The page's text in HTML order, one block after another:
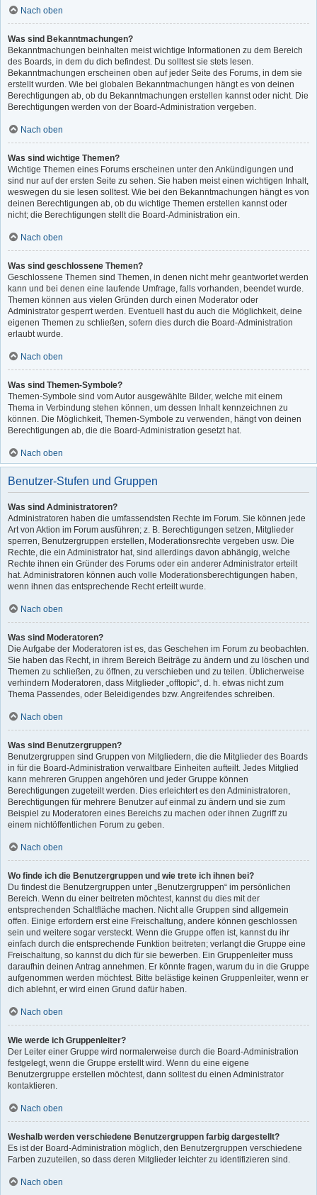
Nach oben
Was sind Bekanntmachungen?
Bekanntmachungen beinhalten meist wichtige Informationen zu dem Bereich
des Boards, in dem du dich befindest. Du solltest sie stets lesen.
Bekanntmachungen erscheinen oben auf jeder Seite des Forums, in dem sie
erstellt wurden. Wie bei globalen Bekanntmachungen hängt es von deinen
Berechtigungen ab, ob du Bekanntmachungen erstellen kannst oder nicht. Die
Berechtigungen werden von der Board-Administration vergeben.
Nach oben
Was sind wichtige Themen?
Wichtige Themen eines Forums erscheinen unter den Ankündigungen und
sind nur auf der ersten Seite zu sehen. Sie haben meist einen wichtigen Inhalt,
weswegen du sie lesen solltest. Wie bei den Bekanntmachungen hängt es von
deinen Berechtigungen ab, ob du wichtige Themen erstellen kannst oder
nicht; die Berechtigungen stellt die Board-Administration ein.
Nach oben
Was sind geschlossene Themen?
Geschlossene Themen sind Themen, in denen nicht mehr geantwortet werden
kann und bei denen eine laufende Umfrage, falls vorhanden, beendet wurde.
Themen können aus vielen Gründen durch einen Moderator oder
Administrator gesperrt werden. Eventuell hast du auch die Möglichkeit, deine
eigenen Themen zu schließen, sofern dies durch die Board-Administration
erlaubt wurde.
Nach oben
Was sind Themen-Symbole?
Themen-Symbole sind vom Autor ausgewählte Bilder, welche mit einem
Thema in Verbindung stehen können, um dessen Inhalt kennzeichnen zu
können. Die Möglichkeit, Themen-Symbole zu verwenden, hängt von deinen
Berechtigungen ab, die die Board-Administration gesetzt hat.
Nach oben
Benutzer-Stufen und Gruppen
Was sind Administratoren?
Administratoren haben die umfassendsten Rechte im Forum. Sie können jede
Art von Aktion im Forum ausführen; z. B. Berechtigungen setzen, Mitglieder
sperren, Benutzergruppen erstellen, Moderationsrechte vergeben usw. Die
Rechte, die ein Administrator hat, sind allerdings davon abhängig, welche
Rechte ihnen ein Gründer des Forums oder ein anderer Administrator erteilt
hat. Administratoren können auch volle Moderationsberechtigungen haben,
wenn ihnen das entsprechende Recht erteilt wurde.
Nach oben
Was sind Moderatoren?
Die Aufgabe der Moderatoren ist es, das Geschehen im Forum zu beobachten.
Sie haben das Recht, in ihrem Bereich Beiträge zu ändern und zu löschen und
Themen zu schließen, zu öffnen, zu verschieben und zu teilen. Üblicherweise
verhindern Moderatoren, dass Mitglieder „offtopic“, d. h. etwas nicht zum
Thema Passendes, oder Beleidigendes bzw. Angreifendes schreiben.
Nach oben
Was sind Benutzergruppen?
Benutzergruppen sind Gruppen von Mitgliedern, die die Mitglieder des Boards
in für die Board-Administration verwaltbare Einheiten aufteilt. Jedes Mitglied
kann mehreren Gruppen angehören und jeder Gruppe können
Berechtigungen zugeteilt werden. Dies erleichtert es den Administratoren,
Berechtigungen für mehrere Benutzer auf einmal zu ändern und sie zum
Beispiel zu Moderatoren eines Bereichs zu machen oder ihnen Zugriff zu
einem nichtöffentlichen Forum zu geben.
Nach oben
Wo finde ich die Benutzergruppen und wie trete ich ihnen bei?
Du findest die Benutzergruppen unter „Benutzergruppen“ im persönlichen
Bereich. Wenn du einer beitreten möchtest, kannst du dies mit der
entsprechenden Schaltfläche machen. Nicht alle Gruppen sind allgemein
offen. Einige erfordern erst eine Freischaltung, andere können geschlossen
sein und weitere sogar versteckt. Wenn die Gruppe offen ist, kannst du ihr
einfach durch die entsprechende Funktion beitreten; verlangt die Gruppe eine
Freischaltung, so kannst du dich für sie bewerben. Ein Gruppenleiter muss
daraufhin deinen Antrag annehmen. Er könnte fragen, warum du in die Gruppe
aufgenommen werden möchtest. Bitte belästige keinen Gruppenleiter, wenn er
dich ablehnt, er wird einen Grund dafür haben.
Nach oben
Wie werde ich Gruppenleiter?
Der Leiter einer Gruppe wird normalerweise durch die Board-Administration
festgelegt, wenn die Gruppe erstellt wird. Wenn du eine eigene
Benutzergruppe erstellen möchtest, dann solltest du einen Administrator
kontaktieren.
Nach oben
Weshalb werden verschiedene Benutzergruppen farbig dargestellt?
Es ist der Board-Administration möglich, den Benutzergruppen verschiedene
Farben zuzuteilen, so dass deren Mitglieder leichter zu identifizieren sind.
Nach oben